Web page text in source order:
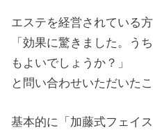
エステを経営されている
「効果に驚きました。う
もよいでしょうか？」
と問い合わせいただいた
基本的に「加藤式フェイ